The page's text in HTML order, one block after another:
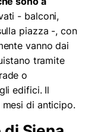
- balconi,
piazza -, con
vanno dai
tramite
o
edifici. Il
di anticipo.